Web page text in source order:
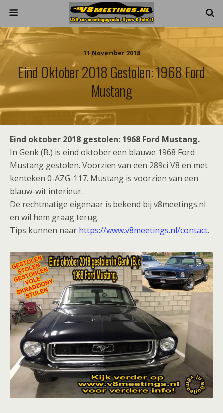
11 November 2018
Eind Oktober 2018 Gestolen: 1968 Ford
Mustang
Eind oktober 2018 gestolen: 1968 Ford Mustang.
In Genk (B.) is eind oktober een blauwe 1968 Ford
Mustang gestolen. Voorzien van een 289ci V8 en met
kenteken 0-AZG-117. Mustang is voorzien van een
blauw-wit interieur.
De rechtmatige eigenaar is bekend bij v8meetings.nl
en wil hem graag terug.
Tips kunnen naar https://www.v8meetings.nl/contact.